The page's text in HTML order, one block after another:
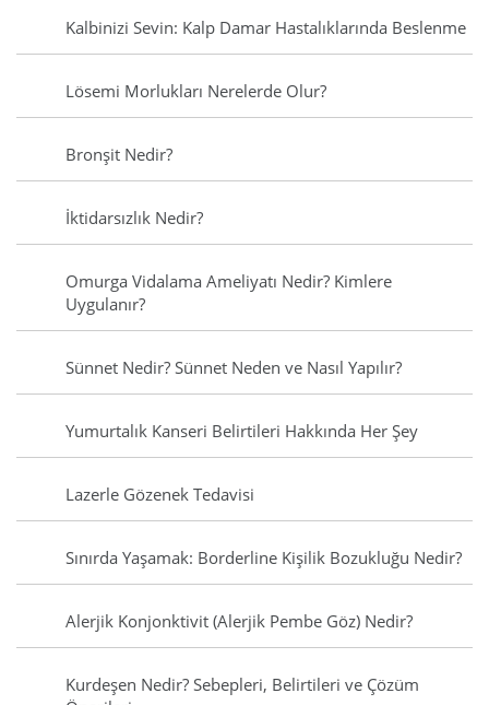
Kalbinizi Sevin: Kalp Damar Hastalıklarında Beslenme
Lösemi Morlukları Nerelerde Olur?
Bronşit Nedir?
İktidarsızlık Nedir?
Omurga Vidalama Ameliyatı Nedir? Kimlere
Uygulanır?
Sünnet Nedir? Sünnet Neden ve Nasıl Yapılır?
Yumurtalık Kanseri Belirtileri Hakkında Her Şey
Lazerle Gözenek Tedavisi
Sınırda Yaşamak: Borderline Kişilik Bozukluğu Nedir?
Alerjik Konjonktivit (Alerjik Pembe Göz) Nedir?
Kurdeşen Nedir? Sebepleri, Belirtileri ve Çözüm